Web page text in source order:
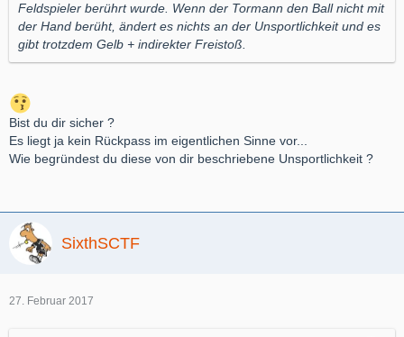
Feldspieler berührt wurde. Wenn der Tormann den Ball nicht mit
der Hand berüht, ändert es nichts an der Unsportlichkeit und es
gibt trotzdem Gelb + indirekter Freistoß.
Bist du dir sicher ?
Es liegt ja kein Rückpass im eigentlichen Sinne vor...
Wie begründest du diese von dir beschriebene Unsportlichkeit ?
SixthSCTF
27. Februar 2017